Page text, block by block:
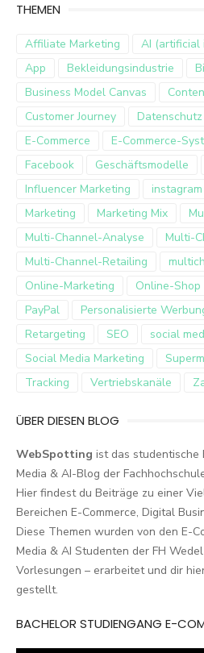
THEMEN
Affiliate Marketing AI (artificial
App
Bekleidungsindustrie
Business Model Canvas
Customer Journey
Datenschutz
E-Commerce
E-Commerce-
Facebook
Geschäftsmodelle
Influencer Marketing
instagram
Marketing
Marketing Mix
Multi-Channel-Analyse
Multi-
Multi-Channel-Retailing
Online-Marketing
Online-Shop
PayPal
Personalisierte
Retargeting
SEO
social
Social Media Marketing
Tracking
Vertriebskanäle
ÜBER DIESEN BLOG
WebSpotting ist das studentische
Media & AI-Blog der
Hier findest du Beiträge zu einer
Bereichen E-Commerce, Digital
Diese Themen wurden von den E-
Media & AI Studenten der FH
Vorlesungen – erarbeitet und dir
gestellt.
BACHELOR STUDIENGANG E-